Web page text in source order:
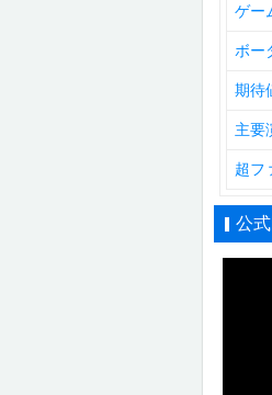
ゲー
ボー
期待
主要
超フ
公